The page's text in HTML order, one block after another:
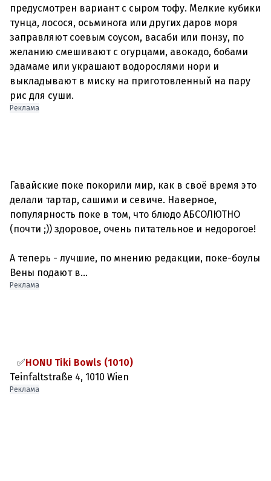
предусмотрен вариант с сыром тофу. Мелкие кубики
тунца, лосося, осьминога или других даров моря
заправляют соевым соусом, васаби или понзу, по
желанию смешивают с огурцами, авокадо, бобами
эдамаме или украшают водорослями нори и
выкладывают в миску на приготовленный на пару
рис для суши.
Реклама
Гавайские поке покорили мир, как в своё время это
делали тартар, сашими и севиче. Наверное,
популярность поке в том, что блюдо АБСОЛЮТНО
(почти ;)) здоровое, очень питательное и недорогое!
А теперь - лучшие, по мнению редакции, поке-боулы
Вены подают в...
Реклама
⠀✅HONU Tiki Bowls (1010)
Реклама